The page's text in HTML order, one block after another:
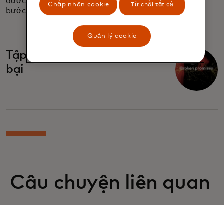
bước.
Tập 4: Những lời hứa thất
bại
Câu chuyện liên quan
Chấp nhận cookie Từ chối tất cả
Quản lý cookie